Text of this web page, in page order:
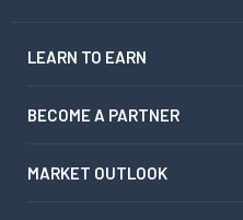
LEARN TO EARN
BECOME A PARTNER
MARKET OUTLOOK